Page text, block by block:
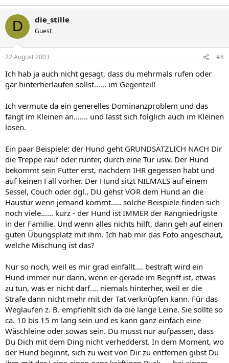
D die_stille
Guest
22 August 2003 #8
Ich hab ja auch nicht gesagt, dass du mehrmals rufen oder
gar hinterherlaufen sollst...... im Gegenteil!
Ich vermute da ein generelles Dominanzproblem und das
fängt im Kleinen an....... und lässt sich folglich auch im Kleinen
lösen.
Ein paar Beispiele: der Hund geht GRUNDSÄTZLICH NACH Dir
die Treppe rauf oder runter, durch eine Tür usw. Der Hund
bekommt sein Futter erst, nachdem IHR gegessen habt und
auf keinen Fall vorher. Der Hund sitzt NIEMALS auf einem
Sessel, Couch oder dgl., DU gehst VOR dem Hund an die
Haustür wenn jemand kommt..... solche Beispiele finden sich
noch viele...... kurz - der Hund ist IMMER der Rangniedrigste
in der Familie. Und wenn alles nichts hilft, dann geh auf einen
guten Übungsplatz mit ihm. Ich hab mir das Foto angeschaut,
welche Mischung ist das?
Nur so noch, weil es mir grad einfällt.... bestraft wird ein
Hund immer nur dann, wenn er gerade im Begriff ist, etwas
zu tun, was er nicht darf.... niemals hinterher, weil er die
Strafe dann nicht mehr mit der Tat verknüpfen kann. Für das
Weglaufen z. B. empfiehlt sich da die lange Leine. Sie sollte so
ca. 10 bis 15 m lang sein und es kann ganz einfach eine
Wäschleine oder sowas sein. Du musst nur aufpassen, dass
Du Dich mit dem Ding nicht verhedderst. In dem Moment, wo
der Hund beginnt, sich zu weit von Dir zu entfernen gibst Du